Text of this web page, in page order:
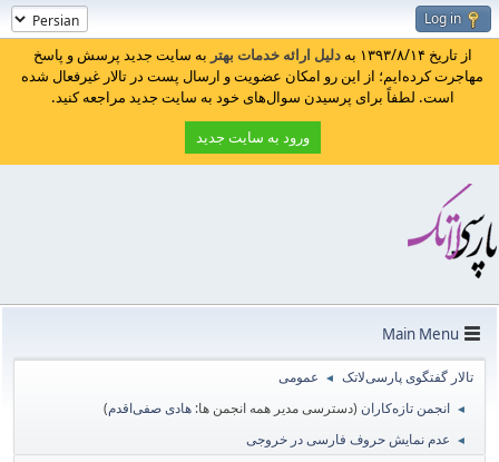
Log in
از تاریخ ۱۳۹۳/۸/۱۴ به دلیل ارائه خدمات بهتر به سایت جدید پرسش و پاسخ
مهاجرت کرده‌ایم؛ از این رو امکان عضویت و ارسال پست در تالار غیرفعال شده
است. لطفاً برای پرسیدن سوال‌های خود به سایت جدید مراجعه کنید.
ورود به سایت جدید
Main Menu
تالار گفتگوی پارسی‌لاتک ◄ عمومی
◄ انجمن تازه‌کاران (دسترسی مدیر همه انجمن ها: هادی صفی‌اقدم)
◄ عدم نمایش حروف فارسی در خروجی